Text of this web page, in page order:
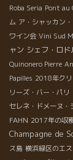
Roba Seria Pont au
ム ア・シャッカン
ワイン会 Vini Sud
ャン シェフ・ロド
Quinonero Pierre
Papilles 2018年ク
リーズ・バー・パリ
セレネ・ドメーヌ・
FAHN 2017年の収
Champagne de
ス島 横浜緑区のエ